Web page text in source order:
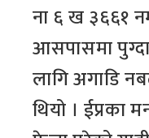
ना ६ ख ३६६१
आसपासमा
लागि अगाडि
थियो । ईप्रका